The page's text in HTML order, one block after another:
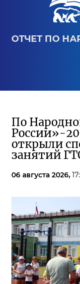
ОТЧЕТ ПО
По
России»-
открыли
занятий
06 августа 2026,